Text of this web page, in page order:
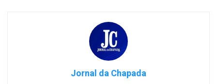
Jornal da Chapada